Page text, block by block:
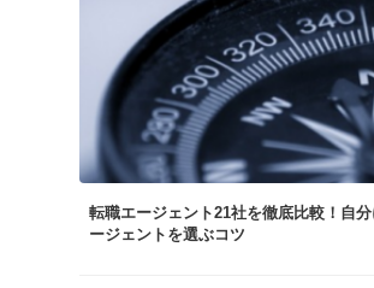
転職エージェント21社を徹底比較！自
ージェントを選ぶコツ